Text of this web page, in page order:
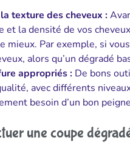
texture des cheveux :
et la densité de vos
mieux. Par exemple, si
alors qu’un dégradé
appropriés : De bons
avec différents
besoin d’un bon
une coupe